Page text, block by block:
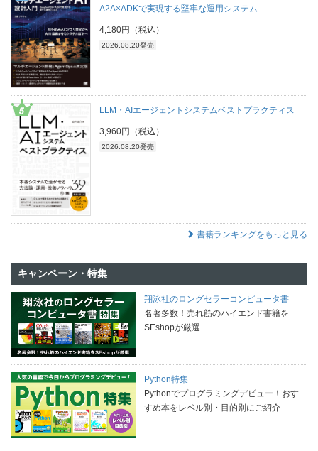
A2A×ADKで実現する堅牢な運用システム
4,180円（税込）
2026.08.20発売
LLM・AIエージェントシステムベストプラクティス
3,960円（税込）
2026.08.20発売
書籍ランキングをもっと見る
キャンペーン・特集
翔泳社のロングセラーコンピュータ書
名著多数！売れ筋のハイエンド書籍を
SEshopが厳選
Python特集
Pythonでプログラミングデビュー！おす
すめ本をレベル別・目的別にご紹介